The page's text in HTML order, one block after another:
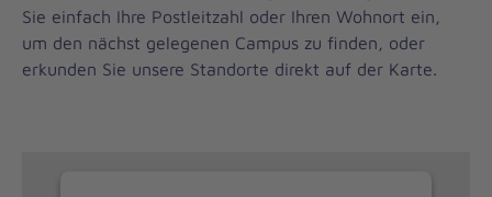
Sie einfach Ihre Postleitzahl oder Ihren Wohnort ein,
um den nächst gelegenen Campus zu finden, oder
erkunden Sie unsere Standorte direkt auf der Karte.